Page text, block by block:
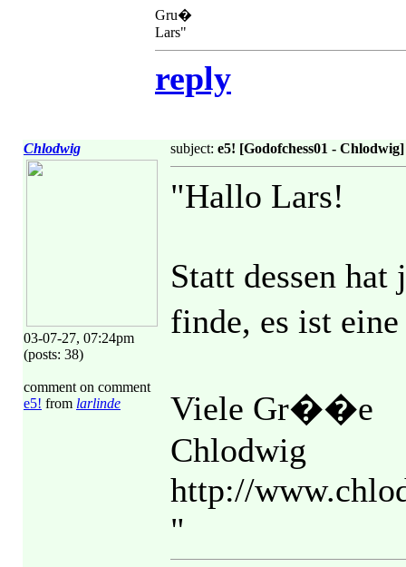
Gru�
Lars"
reply
Chlodwig
03-07-27, 07:24pm
(posts: 38)
comment on comment
e5! from larlinde
subject: e5! [Godofchess01 - Chlodwig]
"Hallo Lars!
Statt dessen
finde, es ist
Viele Gr��e
Chlodwig
http://
"